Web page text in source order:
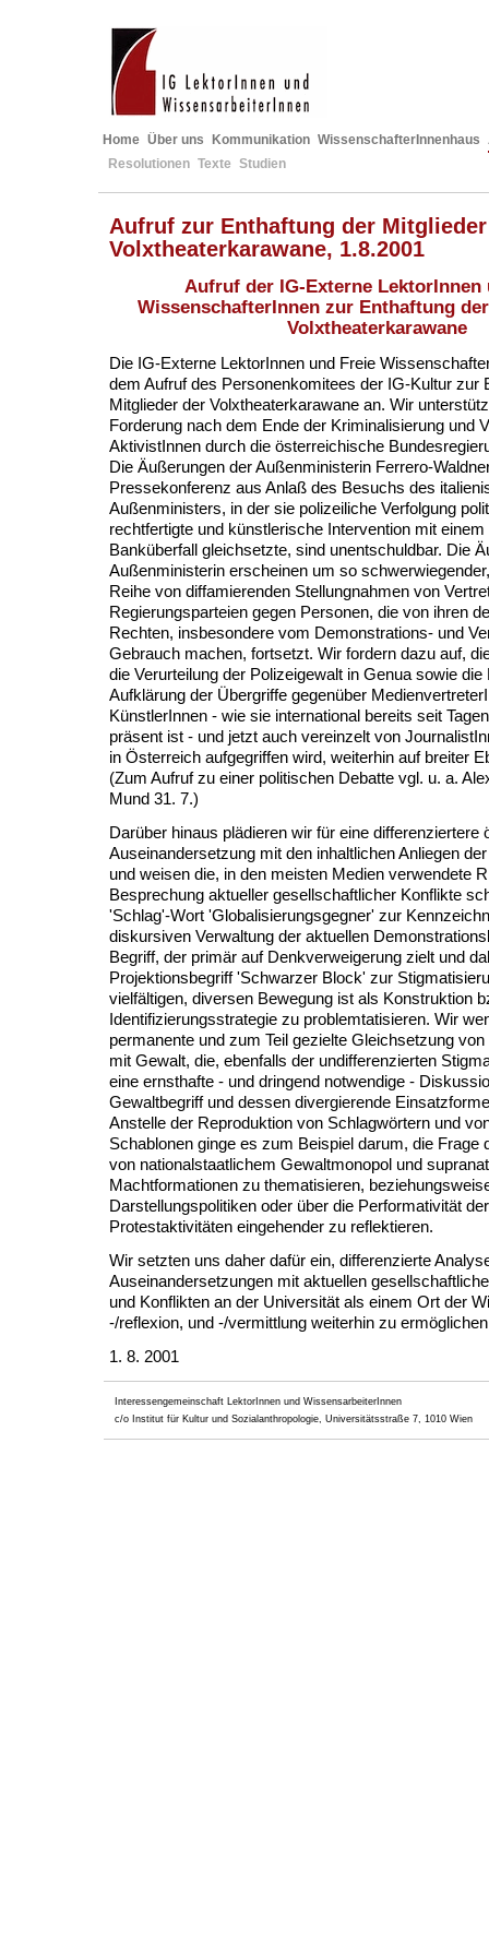
Home Über uns Kommunikation WissenschafterInnenhaus
Resolutionen Texte Studien
Aufruf zur Enthaftung der
Volxtheaterkarawane, 1.8.2001
Aufruf der IG-Externe LektorInnen
WissenschafterInnen zur Enthaftung
Volxtheaterkarawane
Die IG-Externe LektorInnen und Freie
dem Aufruf des Personenkomitees der IG-Kultur zur
Mitglieder der Volxtheaterkarawane an. Wir
Forderung nach dem Ende der Kriminalisierung und
AktivistInnen durch die österreichische
Die Äußerungen der Außenministerin Ferrero-
Pressekonferenz aus Anlaß des Besuchs des
Außenministers, in der sie polizeiliche Verfolgung
rechtfertigte und künstlerische Intervention mit einem
Banküberfall gleichsetzte, sind unentschuldbar. Die
Außenministerin erscheinen um so
Reihe von diffamierenden Stellungnahmen von
Regierungsparteien gegen Personen, die von ihren
Rechten, insbesondere vom Demonstrations- und
Gebrauch machen, fortsetzt. Wir fordern dazu auf,
die Verurteilung der Polizeigewalt in Genua sowie die
Aufklärung der Übergriffe gegenüber
KünstlerInnen - wie sie international bereits seit
präsent ist - und jetzt auch vereinzelt von
in Österreich aufgegriffen wird, weiterhin auf breiter
(Zum Aufruf zu einer politischen Debatte vgl. u. a.
Mund 31. 7.)
Darüber hinaus plädieren wir für eine differenziertere
Auseinandersetzung mit den inhaltlichen Anliegen
und weisen die, in den meisten Medien verwendete
Besprechung aktueller gesellschaftlicher Konflikte
'Schlag'-Wort 'Globalisierungsgegner' zur
diskursiven Verwaltung der aktuellen
Begriff, der primär auf Denkverweigerung zielt und
Projektionsbegriff 'Schwarzer Block' zur
vielfältigen, diversen Bewegung ist als Konstruktion
Identifizierungsstrategie zu problemtatisieren. Wir
permanente und zum Teil gezielte Gleichsetzung
mit Gewalt, die, ebenfalls der undifferenzierten
eine ernsthafte - und dringend notwendige -
Gewaltbegriff und dessen divergierende
Anstelle der Reproduktion von Schlagwörtern und
Schablonen ginge es zum Beispiel darum, die Frage
von nationalstaatlichem Gewaltmonopol und
Machtformationen zu thematisieren,
Darstellungspolitiken oder über die Performativität
Protestaktivitäten eingehender zu reflektieren.
Wir setzten uns daher dafür ein, differenzierte
Auseinandersetzungen mit aktuellen
und Konflikten an der Universität als einem Ort der
-/reflexion, und -/vermittlung weiterhin zu
1. 8. 2001
Interessengemeinschaft LektorInnen und WissensarbeiterInnen
c/o Institut für Kultur und Sozialanthropologie, Universitätsstraße 7, 1010 Wien